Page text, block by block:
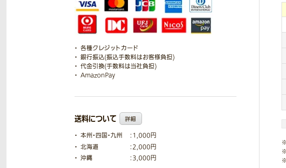
各種クレジットカード
銀行振込(振込手数料はお客様負担)
代金引換(手数料は当社負担)
AmazonPay
送料について 詳細
本州・四国・九州
：1,000円
北海道
：2,000円
沖縄
：3,000円